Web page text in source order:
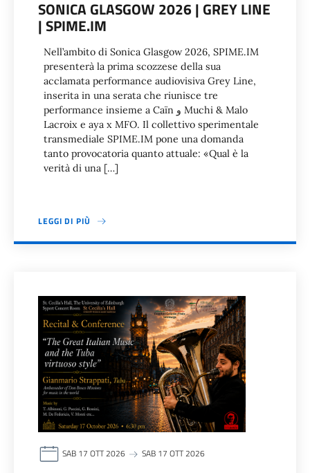
SONICA GLASGOW 2026 | GREY LINE
| SPIME.IM
Nell’ambito di Sonica Glasgow 2026, SPIME.IM
presenterà la prima scozzese della sua
acclamata performance audiovisiva Grey Line,
inserita in una serata che riunisce tre
performance insieme a Caïn و Muchi & Malo
Lacroix e aya x MFO. Il collettivo sperimentale
transmediale SPIME.IM pone una domanda
tanto provocatoria quanto attuale: «Qual è la
verità di una […]
LEGGI DI PIÙ
SAB 17 OTT 2026 SAB 17 OTT 2026